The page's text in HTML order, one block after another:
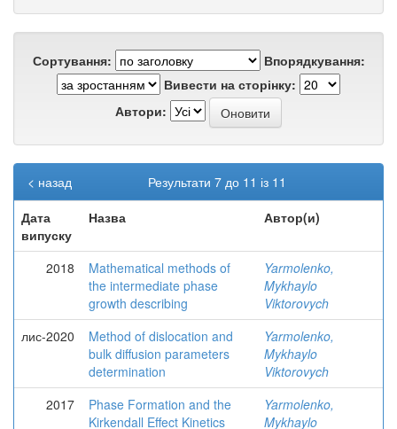
Сортування:
Впорядкування:
Вивести на сторінку:
Автори:
Результати 7 до 11 із 11
< назад
Дата
випуску
Назва Автор(и)
2018
Mathematical methods of
the intermediate phase
growth describing
Yarmolenko,
Mykhaylo
Viktorovych
лис-2020
Method of dislocation and
bulk diffusion parameters
determination
Yarmolenko,
Mykhaylo
Viktorovych
2017
Phase Formation and the
Kirkendall Effect Kinetics
Yarmolenko,
Mykhaylo